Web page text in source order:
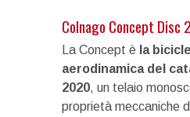
Colnago Concept Disc
La Concept è la
aerodinamica del
2020, un telaio
proprietà meccaniche